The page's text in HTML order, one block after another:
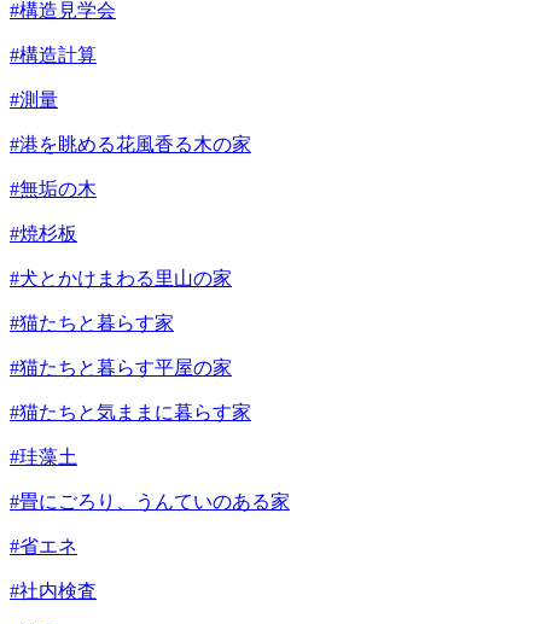
#構造見学会
#構造計算
#測量
#港を眺める花風香る木の家
#無垢の木
#焼杉板
#犬とかけまわる里山の家
#猫たちと暮らす家
#猫たちと暮らす平屋の家
#猫たちと気ままに暮らす家
#珪藻土
#畳にごろり、うんていのある家
#省エネ
#社内検査